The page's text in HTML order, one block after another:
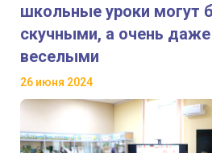
школьные уроки могут
скучными, а очень
веселыми
26 июня 2024